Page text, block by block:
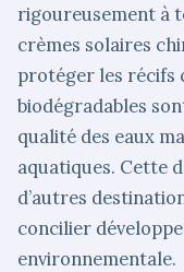
rigoureusement à
crèmes solaires
protéger les récifs
biodégradables
qualité des eaux
aquatiques. Cette
d’autres
concilier
environnementale.